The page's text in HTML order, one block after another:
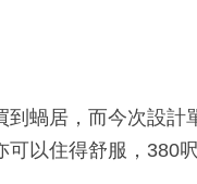
蝸居，而今次設計
以住得舒服，380